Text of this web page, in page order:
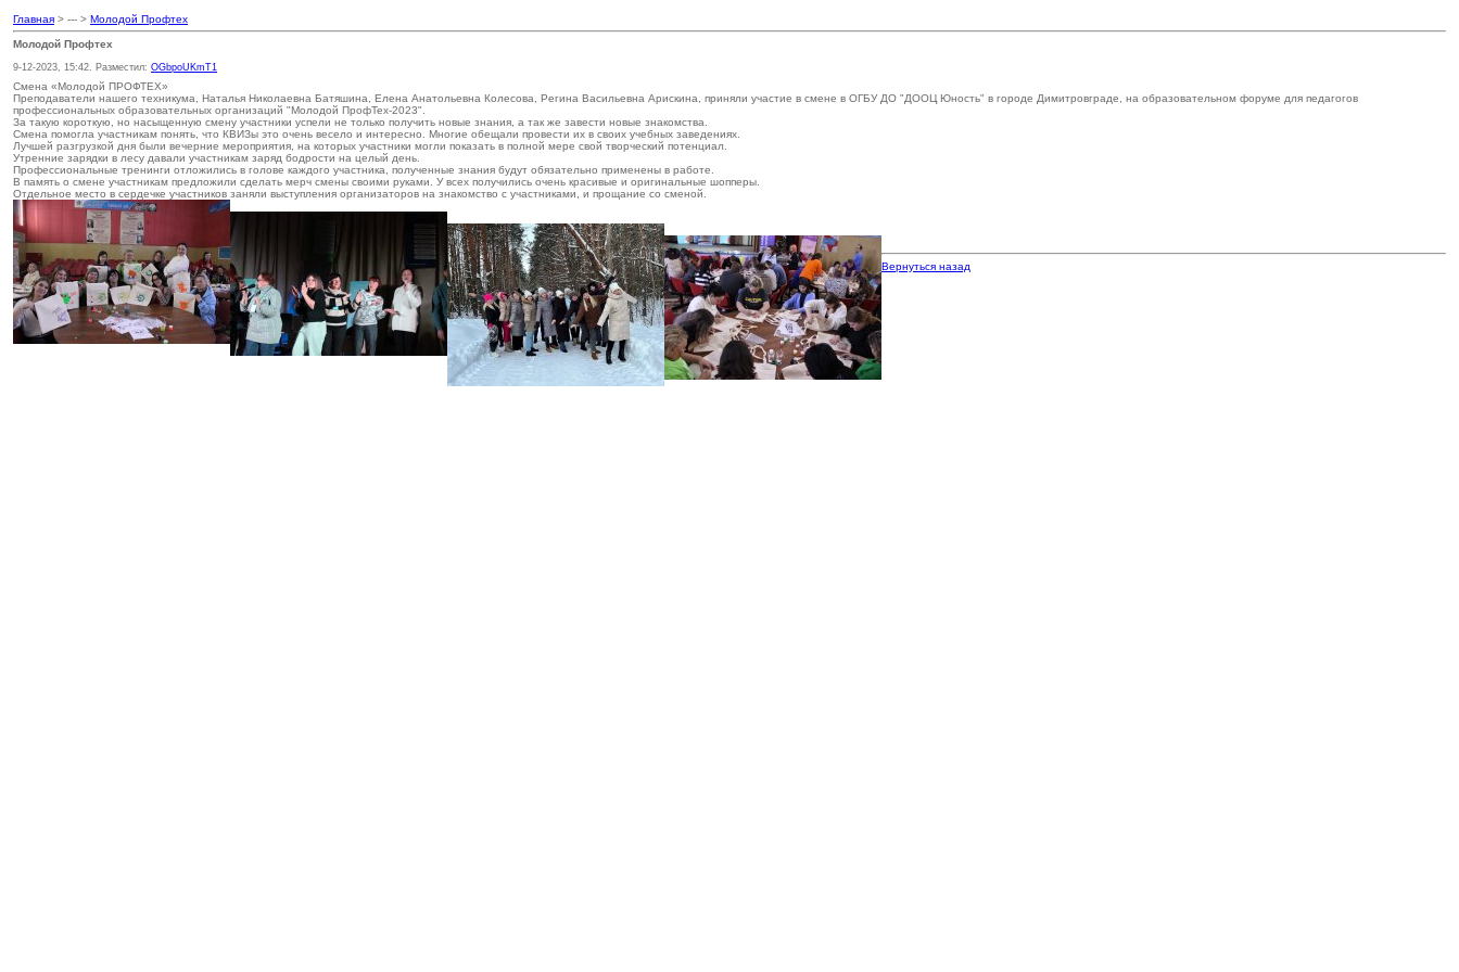
Главная > --- > Молодой Профтех
Молодой Профтех
9-12-2023, 15:42. Разместил: OGbpoUKmT1
Смена «Молодой ПРОФТЕХ»
Преподаватели нашего техникума, Наталья Николаевна Батяшина, Елена Анатольевна Колесова, Регина Васильевна Арискина, приняли участие в смене в ОГБУ ДО "ДООЦ Юность" в городе Димитровграде, на образовательном форуме для педагогов
профессиональных образовательных организаций "Молодой ПрофТех-2023".
За такую короткую, но насыщенную смену участники успели не только получить новые знания, а так же завести новые знакомства.
Смена помогла участникам понять, что КВИЗы это очень весело и интересно. Многие обещали провести их в своих учебных заведениях.
Лучшей разгрузкой дня были вечерние мероприятия, на которых участники могли показать в полной мере свой творческий потенциал.
Утренние зарядки в лесу давали участникам заряд бодрости на целый день.
Профессиональные тренинги отложились в голове каждого участника, полученные знания будут обязательно применены в работе.
В память о смене участникам предложили сделать мерч смены своими руками. У всех получились очень красивые и оригинальные шопперы.
Отдельное место в сердечке участников заняли выступления организаторов на знакомство с участниками, и прощание со сменой.
Вернуться назад